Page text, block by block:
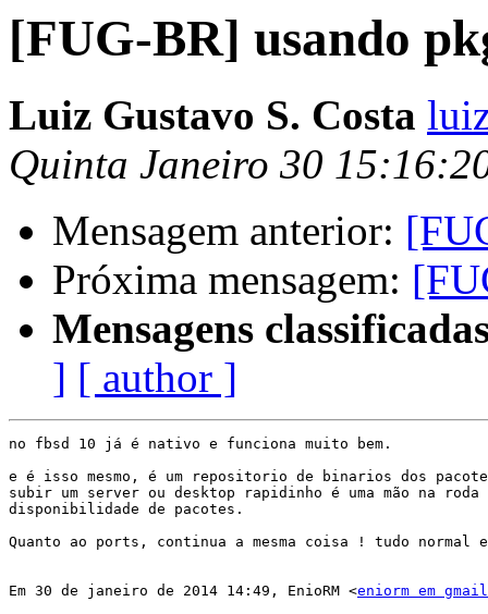
[FUG-BR] usando
Luiz Gustavo S. Costa
Quinta Janeiro 30
Mensagem anterior:
Próxima mensagem:
Mensagens
] [ author ]
no fbsd 10 já é nativo e funciona muito bem.
e é isso mesmo, é um repositorio de binarios dos
subir um server ou desktop rapidinho é uma mão na
disponibilidade de pacotes.
Quanto ao ports, continua a mesma coisa ! tudo normal
Em 30 de janeiro de 2014 14:49, EnioRM <eniorm em